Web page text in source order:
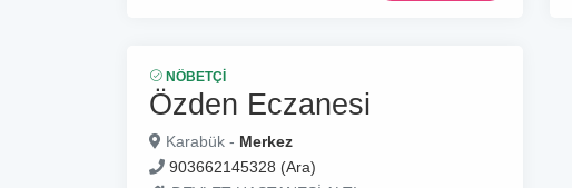
NÖBETÇI
Özden Eczanesi
Karabük - Merkez
903662145328 (Ara)